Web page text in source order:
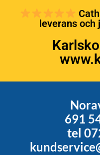
leverans
691
tel